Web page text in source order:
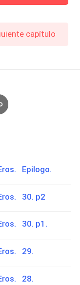
capítulo
Epilogo.
30. p2
30. p1.
29.
28.